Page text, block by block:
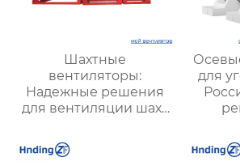
Шахтные
вентиляторы:
Надежные решения
для вентиляции шахт
| Купить с доставкой
для